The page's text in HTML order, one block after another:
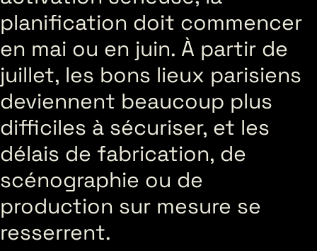
planification doit commencer
en mai ou en juin. À partir de
juillet, les bons lieux parisiens
deviennent beaucoup plus
difficiles à sécuriser, et les
délais de fabrication, de
scénographie ou de
production sur mesure se
resserrent.